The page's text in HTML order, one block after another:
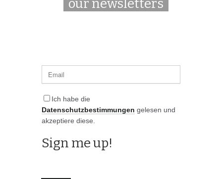
our newsletters
Ich habe die
Datenschutzbestimmungen gelesen und
akzeptiere diese.